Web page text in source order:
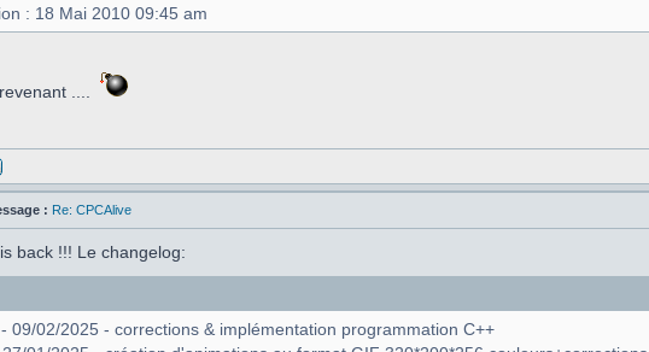
: 18 Mai 2010 09:45 am
....
: Re: CPCAlive
back !!! Le changelog:
09/02/2025 - corrections & implémentation programmation C++